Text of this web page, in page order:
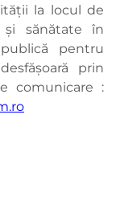
la locul de
sănătate în
pentru
prin
comunicare :